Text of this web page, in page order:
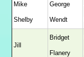
Mike
Shelby
George
Wendt
Jill
Bridget
Flanery